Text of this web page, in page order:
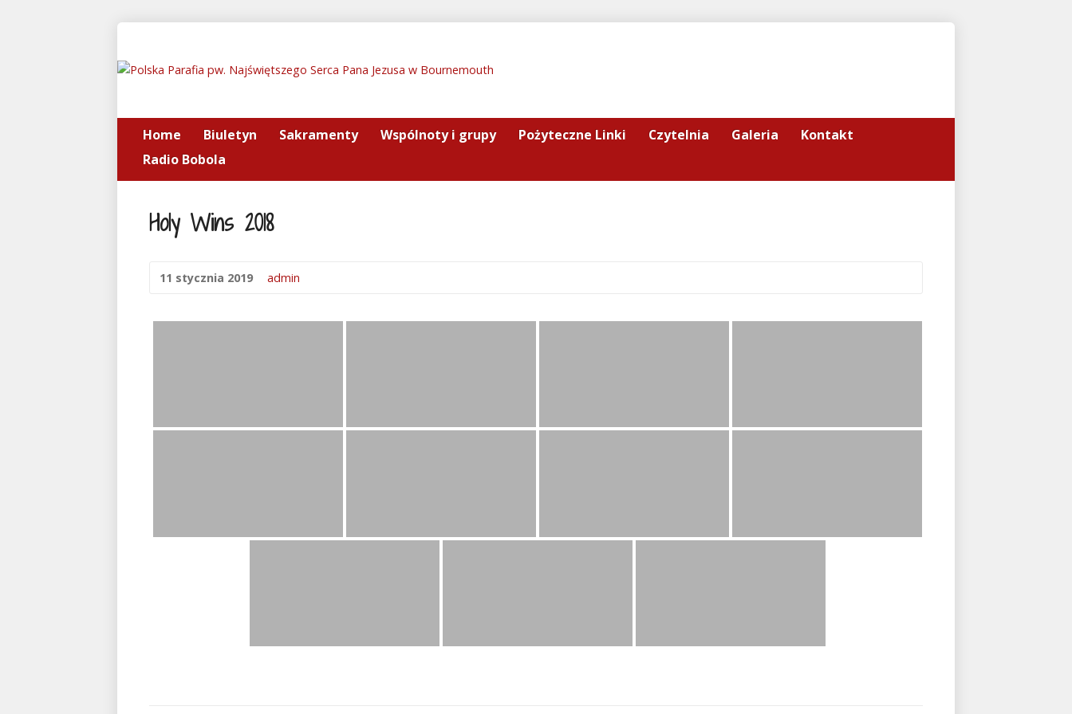
Home Biuletyn Sakramenty Wspólnoty i grupy Pożyteczne Linki Czytelnia Galeria
Kontakt
Radio Bobola
Holy Wins 2018
11 stycznia 2019 admin